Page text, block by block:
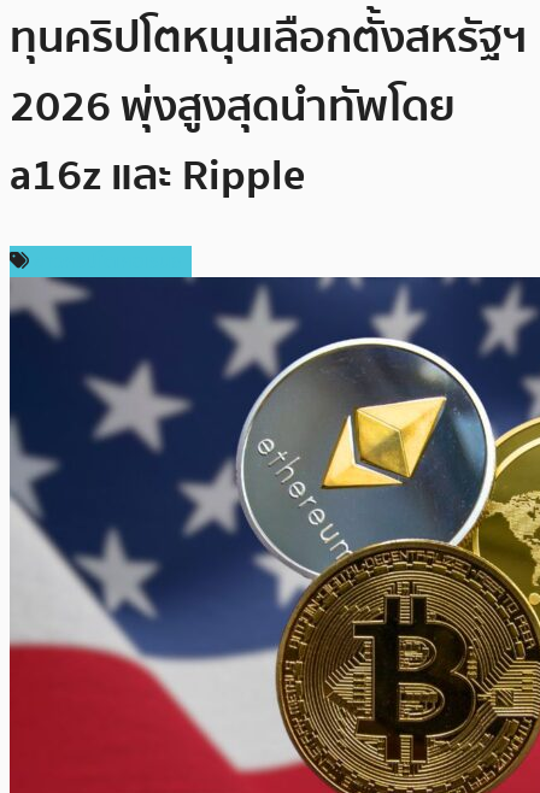
ทุนคริปโตหนุนเลือกตั้งสหรัฐฯ
2026 พุ่งสูงสุดนำทัพโดย
a16z และ Ripple